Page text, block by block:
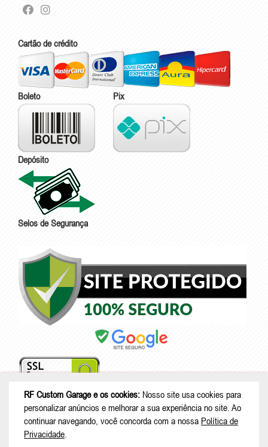
Cartão de crédito
Boleto Pix
Depósito
Selos de Segurança
© Copyright 2026 - RF Custom Garage - CNPJ: 17.268.552/0001-88 |
Rua Nestor Virmond, 62 - Centro -Chalé Amarelo - São Bento do Sul -
RF Custom Garage e os cookies: Nosso site usa cookies para
personalizar anúncios e melhorar a sua experiência no site. Ao
continuar navegando, você concorda com a nossa Política de
Privacidade